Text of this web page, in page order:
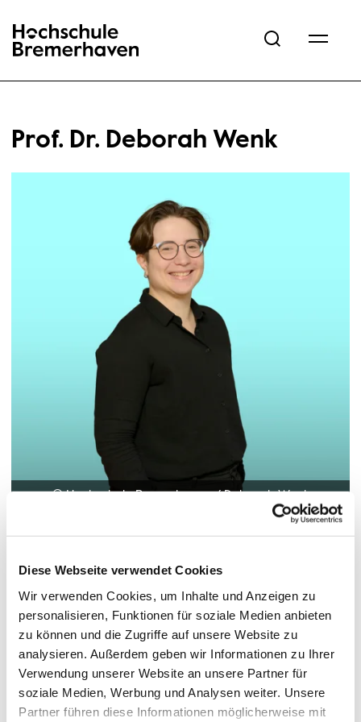
Diese Webseite verwendet Cookies
Wir verwenden Cookies, um Inhalte und Anzeigen zu
personalisieren, Funktionen für soziale Medien anbieten
zu können und die Zugriffe auf unsere Website zu
analysieren. Außerdem geben wir Informationen zu Ihrer
Verwendung unserer Website an unsere Partner für
soziale Medien, Werbung und Analysen weiter. Unsere
Partner führen diese Informationen möglicherweise mit
Hochschule Bremerhaven
Prof. Dr. Deborah Wenk
© Hochschule Bremerhaven/Deborah Wenk
Food Science, Laborleitung für
Lebensmittelchemie
Termin vereinbaren